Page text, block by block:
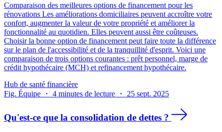
Comparaison des meilleures options de financement pour les
rénovations Les améliorations domiciliaires peuvent accroître votre
confort, augmenter la valeur de votre propriété et améliorer la
fonctionnalité au quotidien. Elles peuvent aussi être coûteuses.
Choisir la bonne option de financement peut faire toute la différence
sur le plan de l'accessibilité et de la tranquillité d'esprit. Voici une
comparaison de trois options courantes : prêt personnel, marge de
crédit hypothécaire (MCH) et refinancement hypothécaire.
Hub de santé financière
Fig. Équipe ・ 4 minutes de lecture ・ 25 sept. 2025
Qu'est-ce que la consolidation de dettes ?